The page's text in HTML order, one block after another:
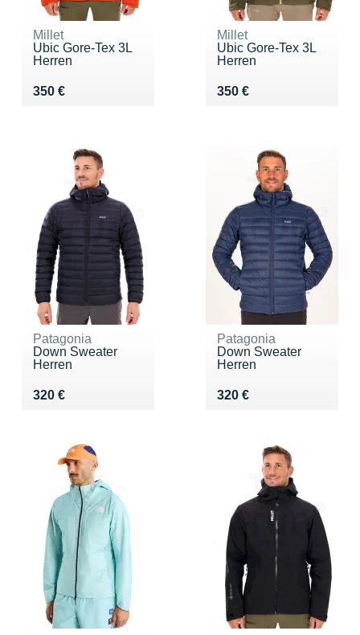
Millet
Ubic Gore-Tex 3L
Herren
350 €
Vendu 350 €
Millet
Ubic Gore-Tex 3L
Herren
350 €
Vendu 350 €
Patagonia
Down Sweater
Herren
320 €
Vendu 320 €
Patagonia
Down Sweater
Herren
320 €
Vendu 320 €